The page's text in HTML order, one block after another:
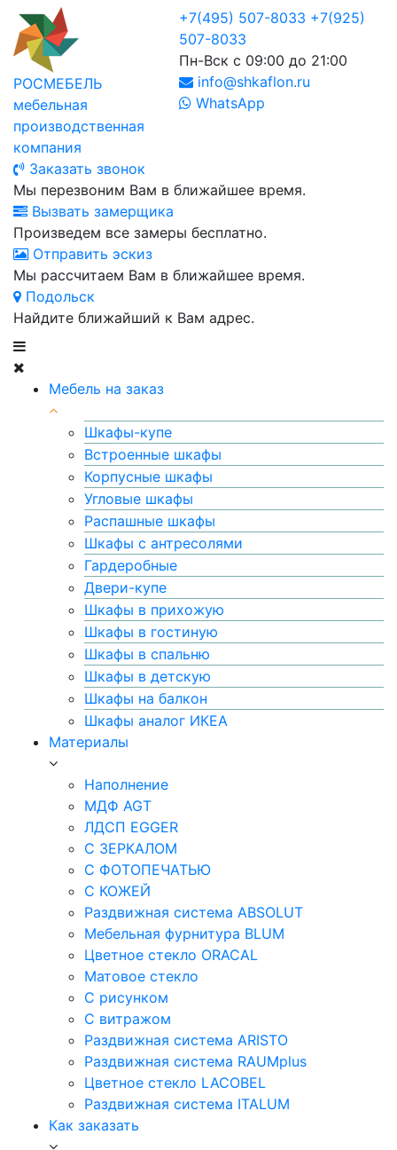
РОСМЕБЕЛЬ
мебельная
производственная
компания
+7(495) 507-8033 +7(925)
507-8033
Пн-Вск с 09:00 до 21:00
info@shkaflon.ru
WhatsApp
Заказать звонок
Мы перезвоним Вам в ближайшее время.
Вызвать замерщика
Произведем все замеры бесплатно.
Отправить эскиз
Мы рассчитаем Вам в ближайшее время.
Подольск
Найдите ближайший к Вам адрес.
Мебель на заказ
Шкафы-купе
Встроенные шкафы
Корпусные шкафы
Угловые шкафы
Распашные шкафы
Шкафы с антресолями
Гардеробные
Двери-купе
Шкафы в прихожую
Шкафы в гостиную
Шкафы в спальню
Шкафы в детскую
Шкафы на балкон
Шкафы аналог ИКЕА
Материалы
Наполнение
МДФ AGT
ЛДСП EGGER
С ЗЕРКАЛОМ
С ФОТОПЕЧАТЬЮ
С КОЖЕЙ
Раздвижная система ABSOLUT
Мебельная фурнитура BLUM
Цветное стекло ORACAL
Матовое стекло
C рисунком
C витражом
Раздвижная система ARISTO
Раздвижная система RAUMplus
Цветное стекло LACOBEL
Раздвижная система ITALUM
Как заказать